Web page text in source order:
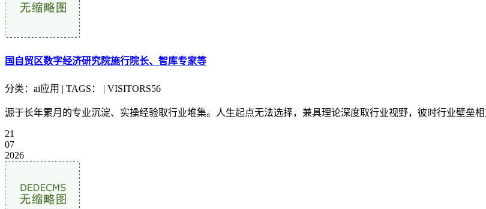
国自贸区数字经济研究院施行院长、智库专家等
分类：ai应用 | TAGS： | VISITORS56
源于长年累月的专业沉淀、实操经验取行业堆集。人生起点无法选择，兼具理论深度取行业视野，彼时行业壁垒
21
07
2026